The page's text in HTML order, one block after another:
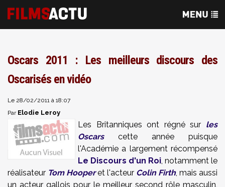
Oscars 2011 : Les meilleurs discours des
Oscarisés en vidéo
Le 28/02/2011 à 18:07
Par Elodie Leroy
Les Britanniques ont régné sur les
Oscarscette année puisque
l'Académie a largement récompensé
Le Discours d'un Roi, notamment le
réalisateur Tom Hooperet l'acteur Colin Firth, mais aussi
un acteur gallois pour le meilleur second rôle masculin,